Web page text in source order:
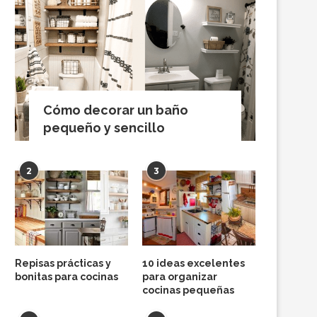
Cómo decorar un baño
pequeño y sencillo
2
Repisas prácticas y
bonitas para cocinas
3
10 ideas excelentes
para organizar
cocinas pequeñas